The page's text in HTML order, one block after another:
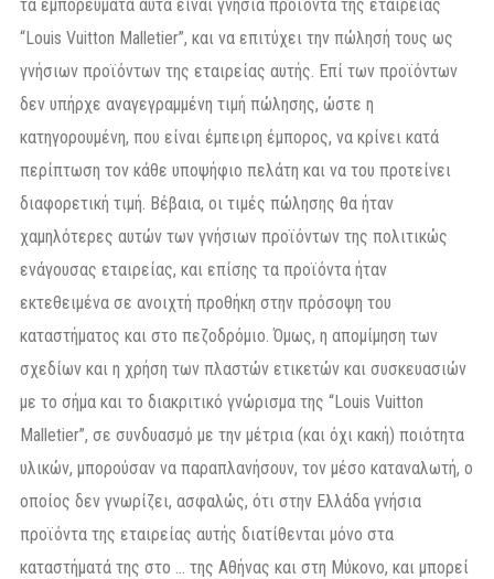
τα εμπορεύματα αυτά είναι γνήσια προϊόντα της εταιρείας
“Louis Vuitton Malletier”, και να επιτύχει την πώλησή τους ως
γνήσιων προϊόντων της εταιρείας αυτής. Επί των προϊόντων
δεν υπήρχε αναγεγραμμένη τιμή πώλησης, ώστε η
κατηγορουμένη, που είναι έμπειρη έμπορος, να κρίνει κατά
περίπτωση τον κάθε υποψήφιο πελάτη και να του προτείνει
διαφορετική τιμή. Βέβαια, οι τιμές πώλησης θα ήταν
χαμηλότερες αυτών των γνήσιων προϊόντων της πολιτικώς
ενάγουσας εταιρείας, και επίσης τα προϊόντα ήταν
εκτεθειμένα σε ανοιχτή προθήκη στην πρόσοψη του
καταστήματος και στο πεζοδρόμιο. Όμως, η απομίμηση των
σχεδίων και η χρήση των πλαστών ετικετών και συσκευασιών
με το σήμα και το διακριτικό γνώρισμα της “Louis Vuitton
Malletier”, σε συνδυασμό με την μέτρια (και όχι κακή) ποιότητα
υλικών, μπορούσαν να παραπλανήσουν, τον μέσο καταναλωτή, ο
οποίος δεν γνωρίζει, ασφαλώς, ότι στην Ελλάδα γνήσια
προϊόντα της εταιρείας αυτής διατίθενται μόνο στα
καταστήματά της στο … της Αθήνας και στη Μύκονο, και μπορεί